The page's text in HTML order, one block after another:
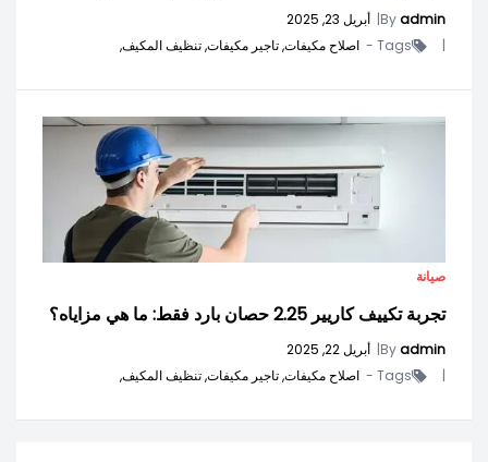
Byadmin
| أبريل 23, 2025
|
Tags - اصلاح مكيفات,تاجير مكيفات,تنظيف المكيف,
صيانة
تجربة تكييف كاريير 2.25 حصان بارد فقط: ما هي مزاياه؟
Byadmin
| أبريل 22, 2025
|
Tags - اصلاح مكيفات,تاجير مكيفات,تنظيف المكيف,